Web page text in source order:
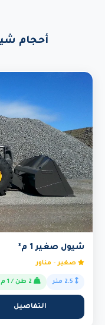
أحجام
شيول صغير 1 م³
صغير - مناور
التفاصيل